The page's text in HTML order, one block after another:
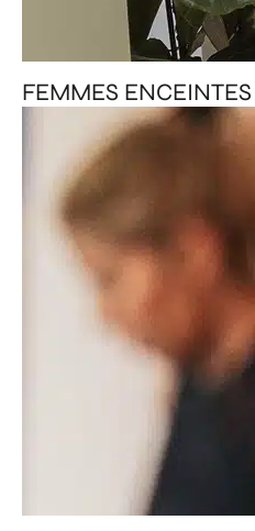
FEMMES ENCEINTES